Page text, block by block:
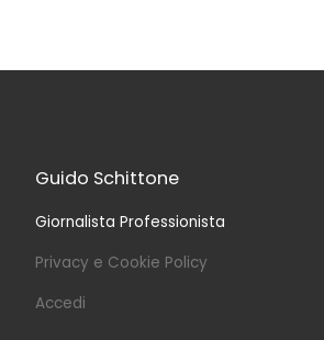
Guido Schittone
Giornalista Professionista
Privacy e Cookie Policy
Accedi